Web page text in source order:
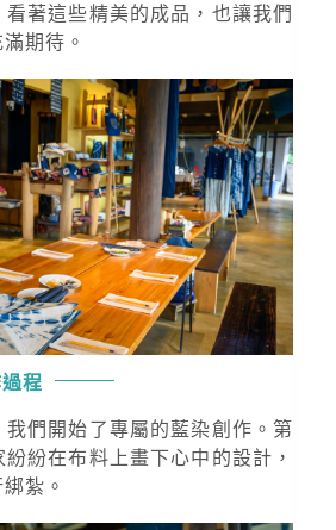
著這些精美的成品，也讓我們
期待。
程
們開始了專屬的藍染創作。第
紛在布料上畫下心中的設計，
紮。